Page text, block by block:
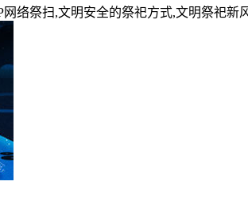
网络祭扫,文明安全的祭祀方式,文明祭祀